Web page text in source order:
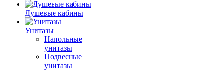
Душевые кабины
Унитазы
Напольные
унитазы
Подвесные
унитазы